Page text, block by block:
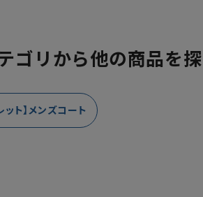
ゴリから他の商品を
ット】メンズコート